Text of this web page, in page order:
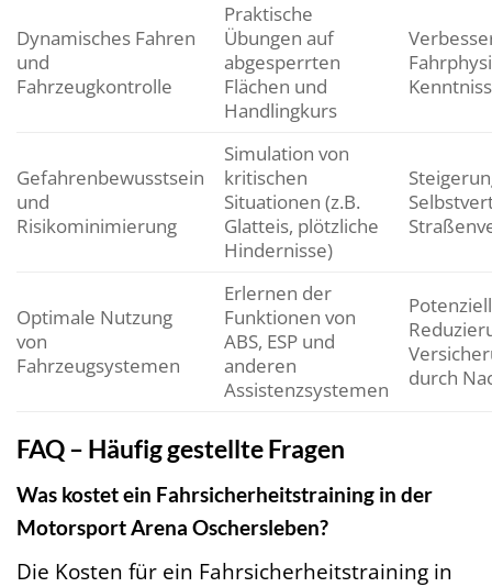
Dynamisches Fahren
und
Fahrzeugkontrolle
Praktische
Übungen auf
abgesperrten
Flächen und
Handlingkurs
Gefahrenbewusstsein
und
Risikominimierung
Simulation von
kritischen
Situationen (z.B.
Glatteis, plötzliche
Hindernisse)
Optimale Nutzung
von
Fahrzeugsystemen
Erlernen der
Funktionen von
ABS, ESP und
anderen
Assistenzsystemen
durch
FAQ – Häufig gestellte Fragen
Was kostet ein Fahrsicherheitstraining in der
Motorsport Arena Oschersleben?
Die Kosten für ein Fahrsicherheitstraining in